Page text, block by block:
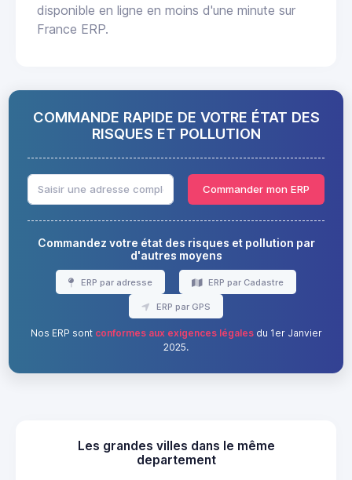
disponible en ligne en moins d'une minute sur
France ERP.
COMMANDE RAPIDE DE VOTRE ÉTAT DES
RISQUES ET POLLUTION
Commander mon ERP
Commandez votre état des risques et pollution par
d'autres moyens
ERP par adresse ERP par Cadastre
ERP par GPS
Nos ERP sont conformes aux exigences légalesdu 1er Janvier
2025.
Les grandes villes dans le même
departement